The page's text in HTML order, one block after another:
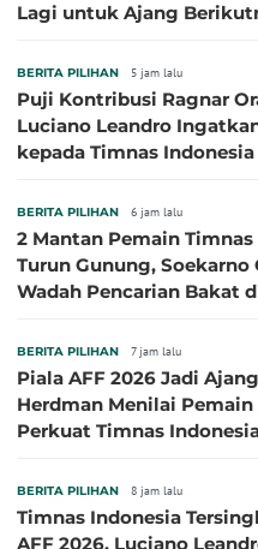
Lagi untuk Ajang
BERITA PILIHAN 5 jam lalu
Puji Kontribusi Ragnar
Luciano Leandro
kepada Timnas
BERITA PILIHAN 6 jam lalu
2 Mantan Pemain
Turun Gunung, Soekarno
Wadah Pencarian Bakat
BERITA PILIHAN 7 jam lalu
Piala AFF 2026 Jadi
Herdman Menilai
Perkuat Timnas
BERITA PILIHAN 8 jam lalu
Timnas Indonesia
AFF 2026, Luciano